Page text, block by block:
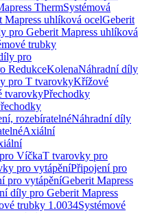
ThermSystémová
Mapress uhlíková ocelGeberit
pro Geberit Mapress uhlíková
trubky
pro
RedukceKolenaNáhradní díly
pro T tvarovkyKřížové
tvarovkyPřechodky
rozebíratelnéNáhradní díly
Axiální
VíčkaT tvarovky pro
pro vytápěníPřipojení pro
pro vytápěníGeberit Mapress
díly pro Geberit Mapress
trubky 1.0034Systémové